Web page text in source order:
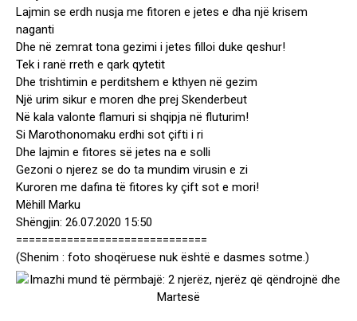
Lajmin se erdh nusja me fitoren e jetes e dha një krisem
naganti
Dhe në zemrat tona gezimi i jetes filloi duke qeshur!
Tek i ranë rreth e qark qytetit
Dhe trishtimin e perditshem e kthyen në gezim
Një urim sikur e moren dhe prej Skenderbeut
Në kala valonte flamuri si shqipja në fluturim!
Si Marothonomaku erdhi sot çifti i ri
Dhe lajmin e fitores së jetes na e solli
Gezoni o njerez se do ta mundim virusin e zi
Kuroren me dafina të fitores ky çift sot e mori!
Mëhill Marku
Shëngjin: 26.07.2020 15:50
==============================
(Shenim : foto shoqëruese nuk është e dasmes sotme.)